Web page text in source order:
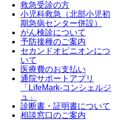
救急受診の方
小児科救急（北部小児初
期急病センター併設）
がん検診について
予防接種のご案内
セカンドオピニオンにつ
いて
医療費のお支払い
通院サポートアプリ
「LifeMark-コンシェルジ
ュ」
診断書・証明書について
相談窓口のご案内